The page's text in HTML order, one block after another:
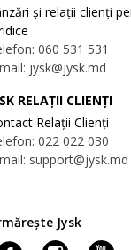
și relații clienți
060 531 531
jysk@jysk.md
RELAȚII CLIENȚI
Relații Clienți
022 022 030
support@jysk.md
Jysk